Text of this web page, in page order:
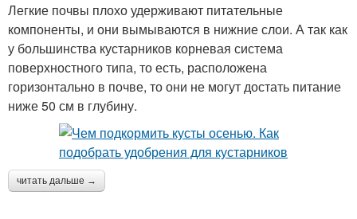
Легкие почвы плохо удерживают питательные
компоненты, и они вымываются в нижние слои. А так как
у большинства кустарников корневая система
поверхностного типа, то есть, расположена
горизонтально в почве, то они не могут достать питание
ниже 50 см в глубину.
читать дальше →